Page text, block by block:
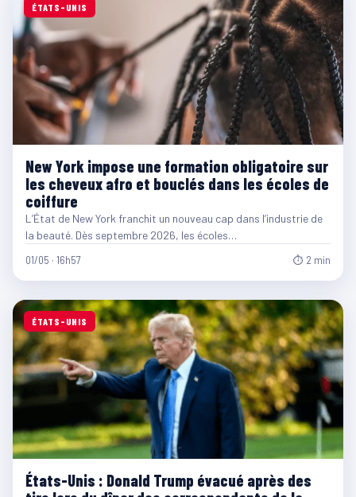
ÉTATS-UNIS
New York impose une formation obligatoire sur
les cheveux afro et bouclés dans les écoles de
coiffure
L’État de New York franchit un nouveau cap dans l’industrie de
la beauté. Dès septembre 2026, les écoles…
01/05 · 16h57 ⏱ 2 min
ÉTATS-UNIS
États-Unis : Donald Trump évacué après des